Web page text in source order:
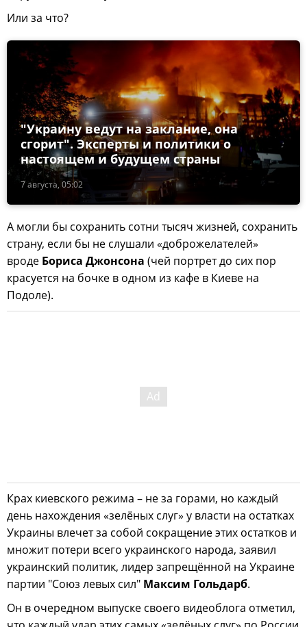
Или за что?
7 августа, 05:02
"Украину ведут на заклание, она
сгорит". Эксперты и политики о
настоящем и будущем страны
А могли бы сохранить сотни тысяч жизней, сохранить
страну, если бы не слушали «доброжелателей»
вроде Бориса Джонсона (чей портрет до сих пор
красуется на бочке в одном из кафе в Киеве на
Подоле).
Крах киевского режима – не за горами, но каждый
день нахождения «зелёных слуг» у власти на остатках
Украины влечет за собой сокращение этих остатков и
множит потери всего украинского народа, заявил
украинский политик, лидер запрещённой на Украине
партии "Союз левых сил" Максим Гольдарб.
Он в очередном выпуске своего видеоблога отметил,